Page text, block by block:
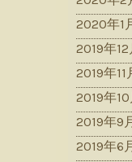
2020年1
2019年12
2019年11
2019年10
2019年9
2019年6